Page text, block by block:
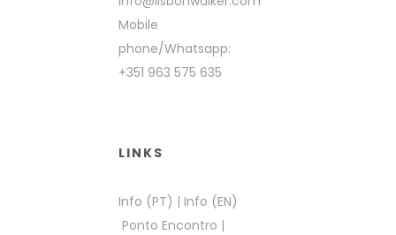
Mobile
phone/Whatsapp:
+351 963 575 635
LINKS
Info (PT) | Info (EN)
Ponto Encontro |